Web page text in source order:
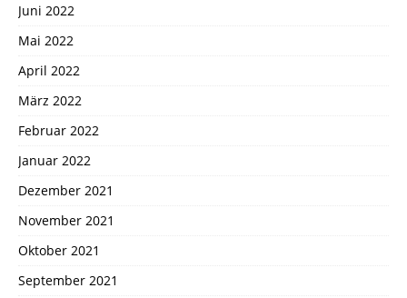
Juni 2022
Mai 2022
April 2022
März 2022
Februar 2022
Januar 2022
Dezember 2021
November 2021
Oktober 2021
September 2021